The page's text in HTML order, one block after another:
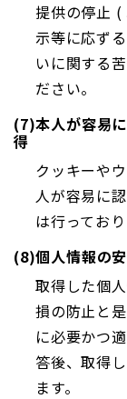
提供の停止 (
示等に応ず
いに関する
ださい。
(7)本人が容易
得
クッキーや
人が容易に
は行っており
(8)個人情報の
取得した個
損の防止と
に必要かつ
答後、取得
ます。